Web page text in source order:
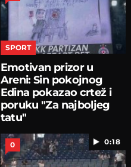
SPORT
Emotivan prizor u
Areni: Sin pokojnog
Edina pokazao crtež i
poruku "Za najboljeg
tatu"
0:18
0